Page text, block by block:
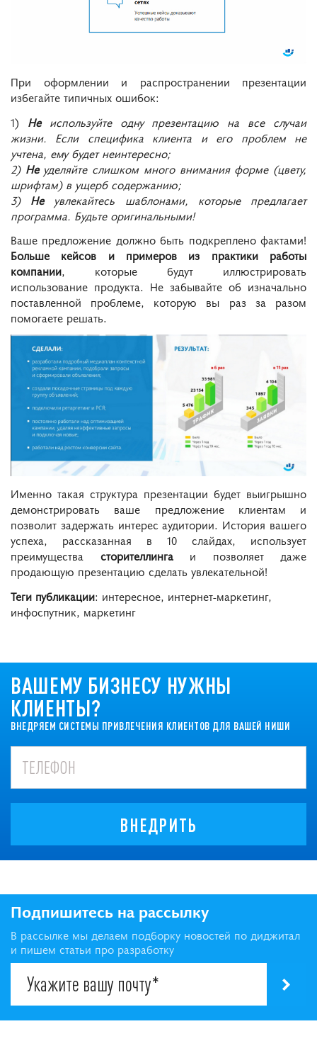
При оформлении и распространении презентации
избегайте типичных ошибок:
1) Неиспользуйте одну презентацию на все случаи
жизни. Если специфика клиента и его проблем не
учтена, ему будет неинтересно;
2) Неуделяйте слишком много внимания форме (цвету,
шрифтам) в ущерб содержанию;
3) Неувлекайтесь шаблонами, которые предлагает
программа. Будьте оригинальными!
Ваше предложение должно быть подкреплено фактами!
Больше кейсов и примеров из практики работы
компании, которые будут иллюстрировать
использование продукта. Не забывайте об изначально
поставленной проблеме, которую вы раз за разом
помогаете решать.
Именно такая структура презентации будет выигрышно
демонстрировать ваше предложение клиентам и
позволит задержать интерес аудитории. История вашего
успеха, рассказанная в 10 слайдах, использует
преимущества сторителлингаи позволяет даже
продающую презентацию сделать увлекательной!
Теги публикации: интересное, интернет-маркетинг,
инфоспутник, маркетинг
ВАШЕМУ БИЗНЕСУ НУЖНЫ
КЛИЕНТЫ?
ВНЕДРЯЕМ СИСТЕМЫ ПРИВЛЕЧЕНИЯ КЛИЕНТОВ ДЛЯ ВАШЕЙ НИШИ
ВНЕДРИТЬ
Подпишитесь на рассылку
В рассылке мы делаем подборку новостей по диджитал
и пишем статьи про разработку